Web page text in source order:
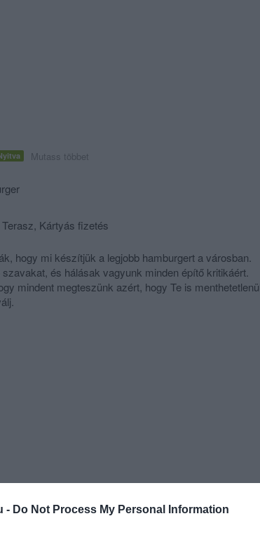
- Do Not Process My Personal Information
Mutass többet
Kártyás fizetés
hogy mi készítjük a legjobb hamburgert a városban.
és hálásak vagyunk minden építő kritikáért.
mindent megteszünk azért, hogy Te is menthetetlenül